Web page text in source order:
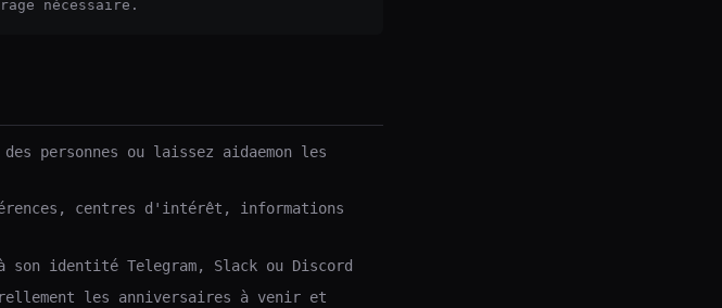
nécessaire.
personnes ou laissez aidaemon les
centres d'intérêt, informations
son identité Telegram, Slack ou Discord
les anniversaires à venir et